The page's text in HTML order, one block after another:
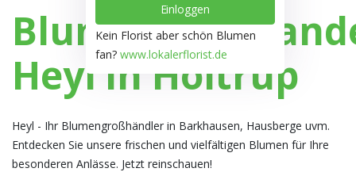
Einloggen
Kein Florist aber schön Blumen
fan? www.lokalerflorist.de
Heyl in Holtrup
Heyl - Ihr Blumengroßhändler in Barkhausen, Hausberge uvm.
Entdecken Sie unsere frischen und vielfältigen Blumen für Ihre
besonderen Anlässe. Jetzt reinschauen!